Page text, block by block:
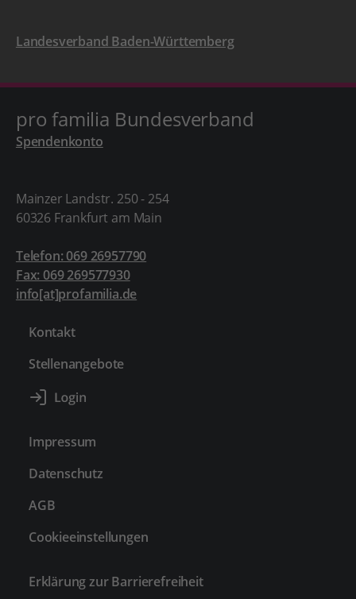
Landesverband Baden-Württemberg
pro familia Bundesverband
Spendenkonto
Mainzer Landstr. 250 - 254
60326 Frankfurt am Main
Telefon: 069 26957790
Fax: 069 269577930
info[at]profamilia.de
Kontakt
Stellenangebote
Impressum
Datenschutz
AGB
Cookieeinstellungen
Erklärung zur Barrierefreiheit